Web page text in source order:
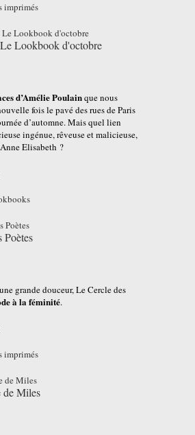
imprimés
Lookbook d'octobre
d’Amélie Poulainque nous
fois le pavé des rues de Paris
d’automne. Mais quel lien
ingénue, rêveuse et malicieuse,
Elisabeth ?
Poètes
grande douceur, Le Cercle des
à la féminité.
imprimés
de Miles